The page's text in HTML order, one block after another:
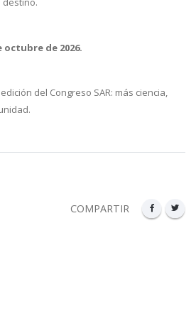
octubre de 2026.
del Congreso SAR: más ciencia,
COMPARTIR